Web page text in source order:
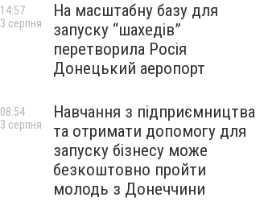
На масштабну базу для
запуску “шахедів”
перетворила Росія
Донецький аеропорт
14:57
3 серпня
Навчання з підприємництва
та отримати допомогу для
запуску бізнесу може
безкоштовно пройти
молодь з Донеччини
08:54
3 серпня